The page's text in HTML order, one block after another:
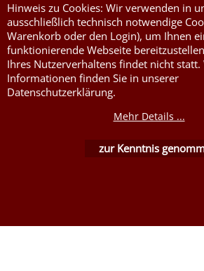
WebShop erstellt mit ShopFactory Shop
Hinweis zu Cookies: Wir verwenden in
ausschließlich technisch notwendige
Warenkorb oder den Login), um Ihnen
funktionierende Webseite
Ihres Nutzerverhaltens findet nicht statt.
Informationen finden Sie in unserer
Datenschutzerklärung.
Mehr Details ...
zur Kenntnis